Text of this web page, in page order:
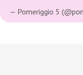
— Pomeriggio 5